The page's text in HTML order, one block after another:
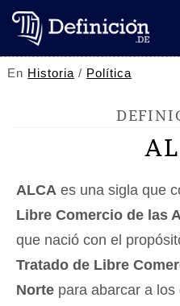
En Historia / Política
ALCA es una sigla que
Libre Comercio de las
que nació con el
Tratado de Libre
Norte para abarcar a